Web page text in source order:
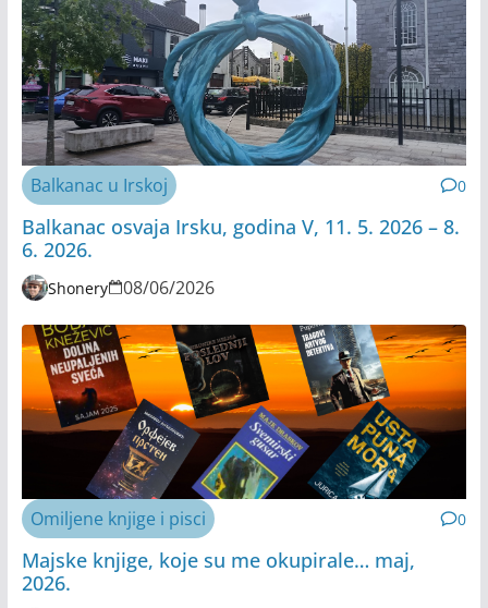
Balkanac u Irskoj 0
Balkanac osvaja Irsku, godina V, 11. 5. 2026 – 8.
6. 2026.
Shonery 08/06/2026
Omiljene knjige i pisci 0
Majske knjige, koje su me okupirale… maj,
2026.